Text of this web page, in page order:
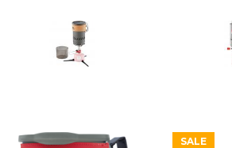
SALE